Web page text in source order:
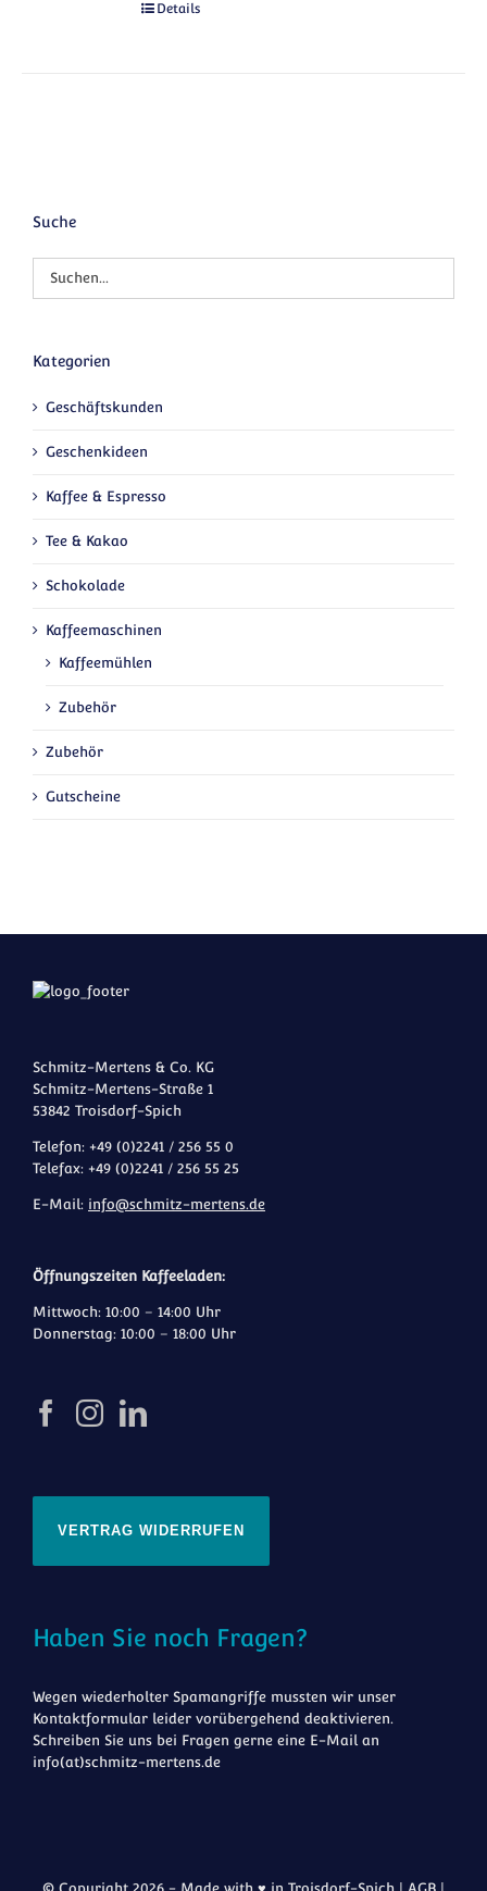
Details
Suche
Kategorien
Geschäftskunden
Geschenkideen
Kaffee & Espresso
Tee & Kakao
Schokolade
Kaffeemaschinen
Kaffeemühlen
Zubehör
Zubehör
Gutscheine
Schmitz-Mertens & Co. KG
Schmitz-Mertens-Straße 1
53842 Troisdorf-Spich
Telefon: +49 (0)2241 / 256 55 0
Telefax: +49 (0)2241 / 256 55 25
E-Mail: info@schmitz-mertens.de
Öffnungszeiten Kaffeeladen:
Mittwoch: 10:00 – 14:00 Uhr
Donnerstag: 10:00 – 18:00 Uhr
VERTRAG WIDERRUFEN
Haben Sie noch Fragen?
Wegen wiederholter Spamangriffe mussten wir unser
Kontaktformular leider vorübergehend deaktivieren.
Schreiben Sie uns bei Fragen gerne eine E-Mail an
info(at)schmitz-mertens.de